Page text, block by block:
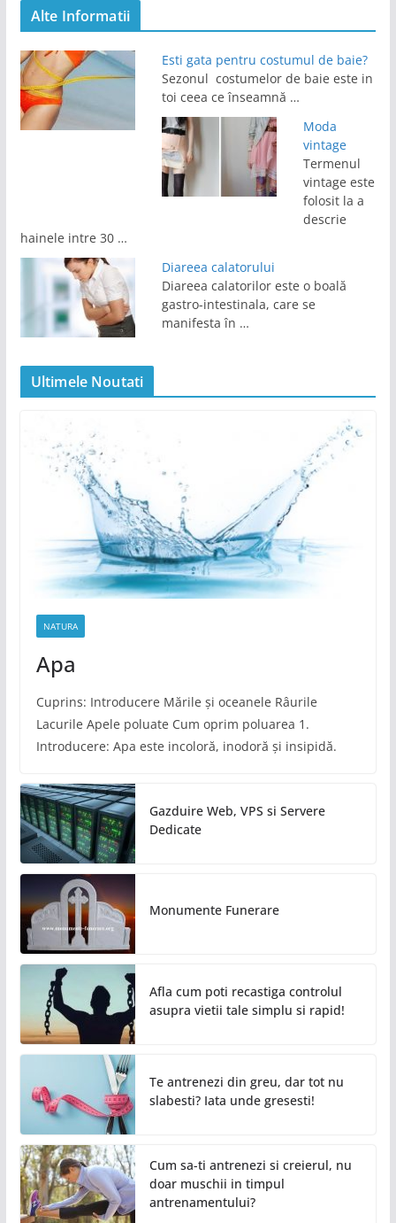
Alte Informatii
Esti gata pentru costumul de baie?
Sezonul costumelor de baie este in
toi ceea ce înseamnă …
Moda
vintage
Termenul
vintage este
folosit la a
descrie
hainele intre 30 …
Diareea calatorului
Diareea calatorilor este o boală
gastro-intestinala, care se
manifesta în …
Ultimele Noutati
NATURA
Apa
Cuprins: Introducere Mările și oceanele Râurile
Lacurile Apele poluate Cum oprim poluarea 1.
Introducere: Apa este incoloră, inodoră și insipidă.
Gazduire Web, VPS si Servere
Dedicate
Monumente Funerare
Afla cum poti recastiga controlul
asupra vietii tale simplu si rapid!
Te antrenezi din greu, dar tot nu
slabesti? Iata unde gresesti!
Cum sa-ti antrenezi si creierul, nu
doar muschii in timpul
antrenamentului?